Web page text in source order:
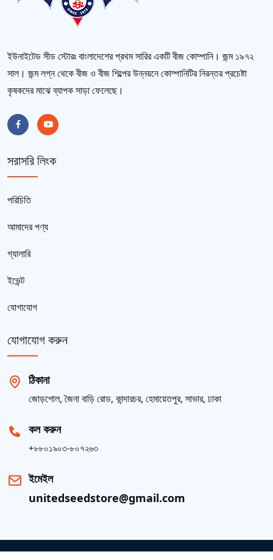
ইউনাইটেড সীড স্টোরঃ বাংলাদেশের প্রথম সারির একটি বীজ কোম্পানি। জন্ম ১৯৭২
সাল। জন্ম লগ্ন থেকে বীজ ও বীজ শিল্পের উন্নয়নে কোম্পানিটির নিরন্তর প্রচেষ্টা
কৃষকদের মাঝে ব্যাপক সাড়া ফেলেছে।
সরাসরি লিংক
পরিচিতি
আমাদের পণ্য
গ্যালারি
ইভেন্ট
যোগাযোগ
যোগাযোগ করুন
ঠিকানা
জোড়পোল, জৈনা বাড়ি রোড, কান্দারচর, হেমায়েতপুর, সাভার, ঢাকা
কল করুন
+৮৮০১৯০৩-৮০৭২৬৩
ইমেইল
unitedseedstore@gmail.com